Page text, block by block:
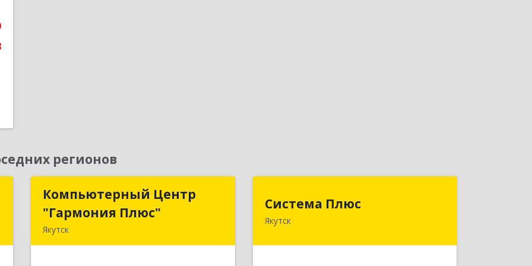
регионов
Компьютерный Центр
"Гармония Плюс"
Якутск
Компьютерный Центр
"Гармония Плюс"
Система Плюс
Якутск
677000, Саха /Якутия/ Респ, Якутск г,